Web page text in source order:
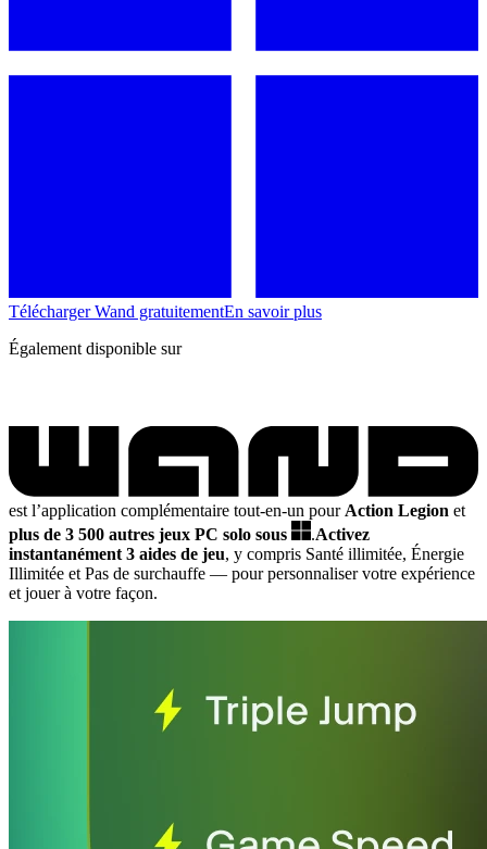
Télécharger Wand gratuitementEn savoir plus
Également disponible sur
est l’application complémentaire tout-en-un pour Action Legion et
plus de 3 500 autres jeux PC solo sous
.Activez
instantanément 3 aides de jeu, y compris Santé illimitée, Énergie
Illimitée et Pas de surchauffe — pour personnaliser votre expérience
et jouer à votre façon.